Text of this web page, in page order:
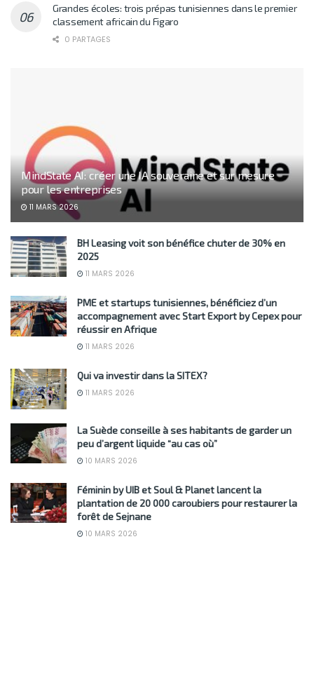
Grandes écoles: trois prépas tunisiennes dans le premier
classement africain du Figaro
0 PARTAGES
MindState AI: créer une IA souveraine et sur mesure
pour les entreprises
11 MARS 2026
BH Leasing voit son bénéfice chuter de 30% en
2025
11 MARS 2026
PME et startups tunisiennes, bénéficiez d’un
accompagnement avec Start Export by Cepex pour
réussir en Afrique
11 MARS 2026
Qui va investir dans la SITEX?
11 MARS 2026
La Suède conseille à ses habitants de garder un
peu d’argent liquide “au cas où”
10 MARS 2026
Féminin by UIB et Soul & Planet lancent la
plantation de 20 000 caroubiers pour restaurer la
forêt de Sejnane
10 MARS 2026